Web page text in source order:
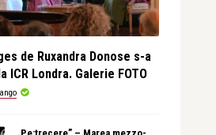
de Ruxandra Donose s-a
ICR Londra. Galerie FOTO